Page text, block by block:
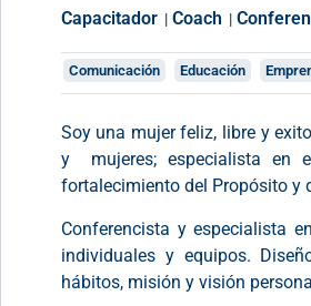
Capacitador | Coach |
Comunicación Educación
Soy una mujer feliz, libre y
y mujeres; especialista en
fortalecimiento del Propósito y
Conferencista y especialista
individuales y equipos.
hábitos, misión y visión